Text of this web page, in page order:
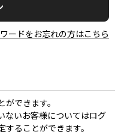
ードをお忘れの方はこちら
できます。
ないお客様についてはログ
ることができます。